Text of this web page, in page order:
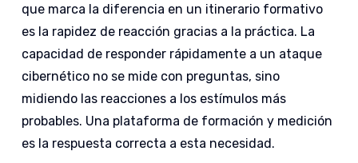
que marca la diferencia en un itinerario formativo
es la rapidez de reacción gracias a la práctica. La
capacidad de responder rápidamente a un ataque
cibernético no se mide con preguntas, sino
midiendo las reacciones a los estímulos más
probables. Una plataforma de formación y medición
es la respuesta correcta a esta necesidad.